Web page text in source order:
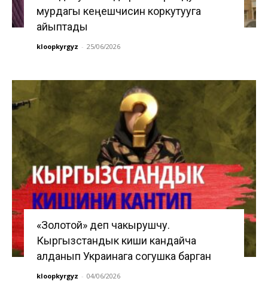
мурдагы кеңешчисин коркутууга
айыптады
kloopkyrgyz - 25/06/2026
«Золотой» деп чакырушчу.
Кыргызстандык киши кандайча
алданып Украинага согушка барган
kloopkyrgyz - 04/06/2026